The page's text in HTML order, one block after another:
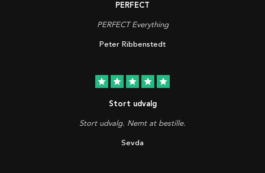
PERFECT
PERFECT Everything
Peter Ribbenstedt
star star star star star
Stort udvalg
Stort udvalg. Nemt at bestille.
Sevda